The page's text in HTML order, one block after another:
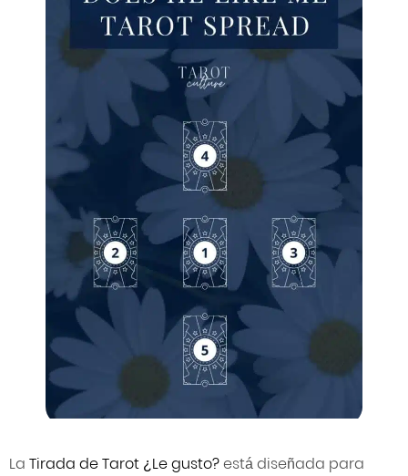
La Tirada de Tarot ¿Le gusto?está diseñada para